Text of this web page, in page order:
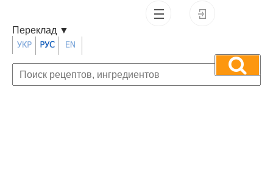
Переклад ▼